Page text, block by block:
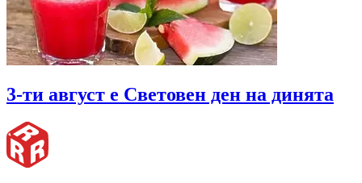
3-ти август е Световен ден на динята